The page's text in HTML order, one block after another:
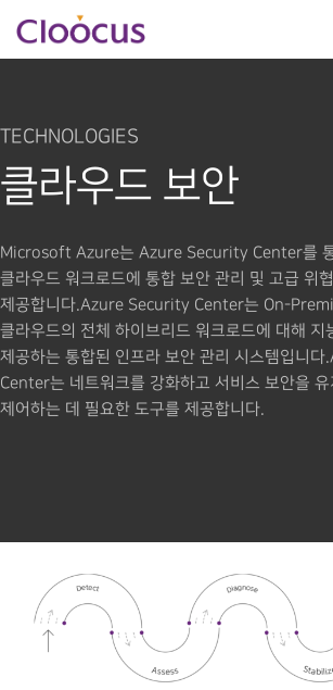
Hit enter to search or ESC to close
TECHNOLOGIES
클라우드 보안
Microsoft Azure는 Azure Security Center를
클라우드 워크로드에 통합 보안 관리 및 고급 위
제공합니다.Azure Security Center는 On-
클라우드의 전체 하이브리드 워크로드에 대해 지
제공하는 통합된 인프라 보안 관리 시스템입니
Center는 네트워크를 강화하고 서비스 보안을
제어하는 데 필요한 도구를 제공합니다.